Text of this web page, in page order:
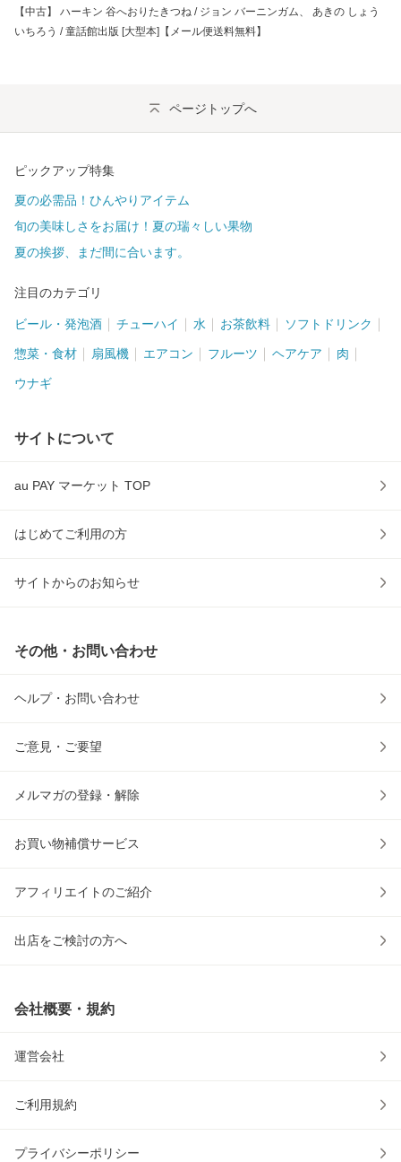
【中古】 ハーキン 谷へおりたきつね / ジョン バーニンガム、 あきの しょう
いちろう / 童話館出版 [大型本]【メール便送料無料】
ページトップへ
ピックアップ特集
夏の必需品！ひんやりアイテム
旬の美味しさをお届け！夏の瑞々しい果物
夏の挨拶、まだ間に合います。
注目のカテゴリ
ビール・発泡酒 チューハイ 水 お茶飲料 ソフトドリンク
惣菜・食材 扇風機 エアコン フルーツ ヘアケア 肉
ウナギ
サイトについて
au PAY マーケット TOP
はじめてご利用の方
サイトからのお知らせ
その他・お問い合わせ
ヘルプ・お問い合わせ
ご意見・ご要望
メルマガの登録・解除
お買い物補償サービス
アフィリエイトのご紹介
出店をご検討の方へ
会社概要・規約
運営会社
ご利用規約
プライバシーポリシー